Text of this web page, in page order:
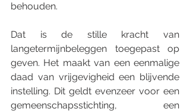
behouden.
Dat is de stille kracht van
langetermijnbeleggen toegepast op
geven. Het maakt van een eenmalige
daad van vrijgevigheid een blijvende
instelling. Dit geldt evenzeer voor een
gemeenschapsstichting, een